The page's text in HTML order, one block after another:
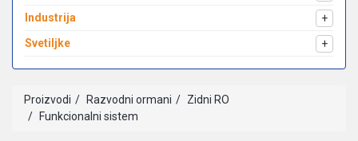
Industrija
+
Svetiljke
+
Proizvodi Razvodni ormani
Zidni RO
Funkcionalni sistem